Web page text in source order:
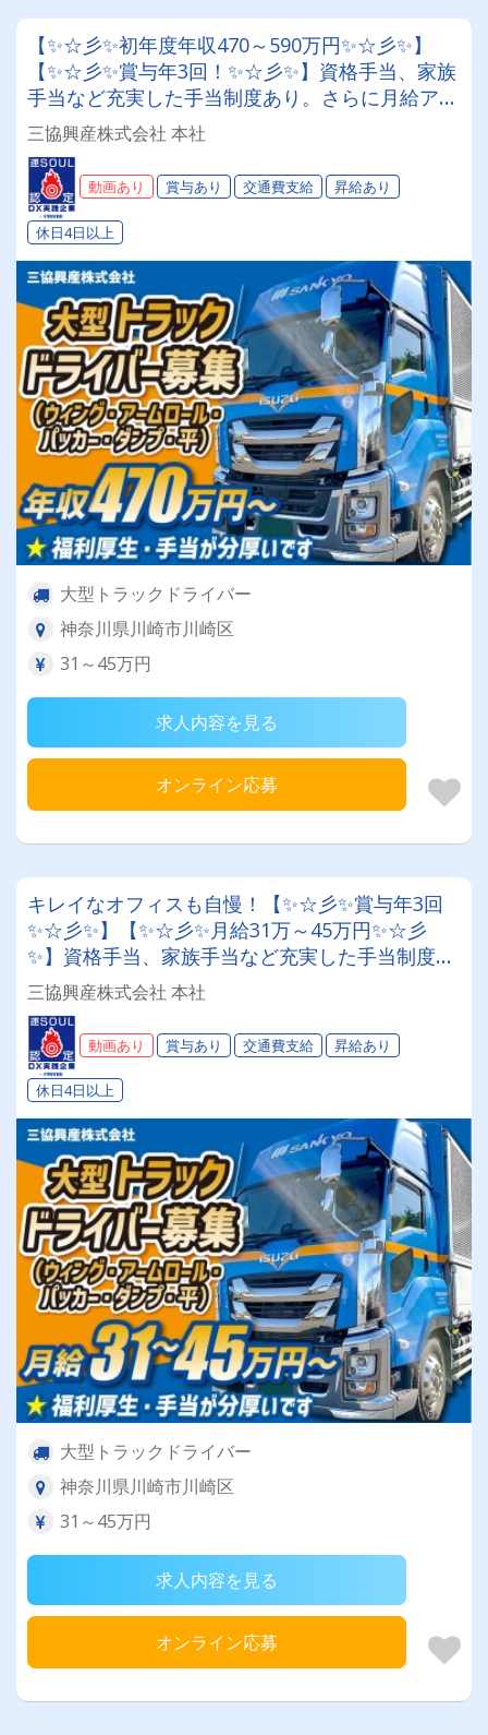
【✨☆彡✨初年度年収470～590万円✨☆彡✨】
【✨☆彡✨賞与年3回！✨☆彡✨】資格手当、家族
手当など充実した手当制度あり。さらに月給アッ
プ!大型産廃ドライバー│独自の制度が面白い!!特
別手当・大入り手当etc.社員とその家族を「幸
せ」にします！！キレイなオフィスも自慢！
三協興産株式会社 本社
動画あり 賞与あり 交通費支給 昇給あり
休日4日以上
大型トラックドライバー
神奈川県川崎市川崎区
31～45万円
求人内容を見る
オンライン応募
キレイなオフィスも自慢！【✨☆彡✨賞与年3回
✨☆彡✨】【✨☆彡✨月給31万～45万円✨☆彡
✨】資格手当、家族手当など充実した手当制度あ
り。さらに月給アップ!大型産廃ドライバー│独自
の制度が面白い!!特別手当・大入り手当etc.社員
とその家族を「幸せ」にします！！
三協興産株式会社 本社
動画あり 賞与あり 交通費支給 昇給あり
休日4日以上
大型トラックドライバー
神奈川県川崎市川崎区
31～45万円
求人内容を見る
オンライン応募